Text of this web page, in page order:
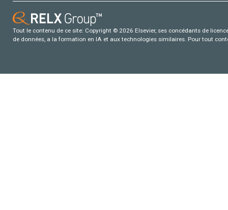
Tout le contenu de ce site: Copyright © 2026 Elsevier, ses concédants de
de données, a la formation en IA et aux technologies similaires. Pour tout